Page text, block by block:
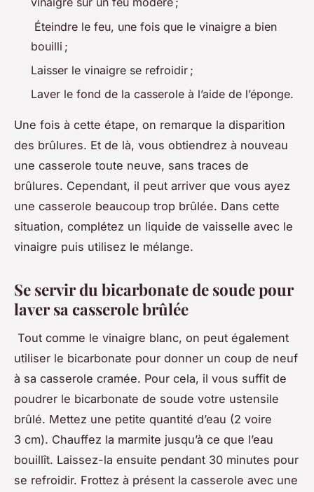
Éteindre le feu, une fois que le vinaigre a bien
bouilli ;
Laisser le vinaigre se refroidir ;
Laver le fond de la casserole à l’aide de l’éponge.
Une fois à cette étape, on remarque la disparition
des brûlures. Et de là, vous obtiendrez à nouveau
une casserole toute neuve, sans traces de
brûlures. Cependant, il peut arriver que vous ayez
une casserole beaucoup trop brûlée. Dans cette
situation, complétez un liquide de vaisselle avec le
vinaigre puis utilisez le mélange.
Se servir du bicarbonate de soude pour
laver sa casserole brûlée
Tout comme le vinaigre blanc, on peut également
utiliser le bicarbonate pour donner un coup de neuf
à sa casserole cramée. Pour cela, il vous suffit de
poudrer le bicarbonate de soude votre ustensile
brûlé. Mettez une petite quantité d’eau (2 voire
3 cm). Chauffez la marmite jusqu’à ce que l’eau
bouillît. Laissez-la ensuite pendant 30 minutes pour
se refroidir. Frottez à présent la casserole avec une